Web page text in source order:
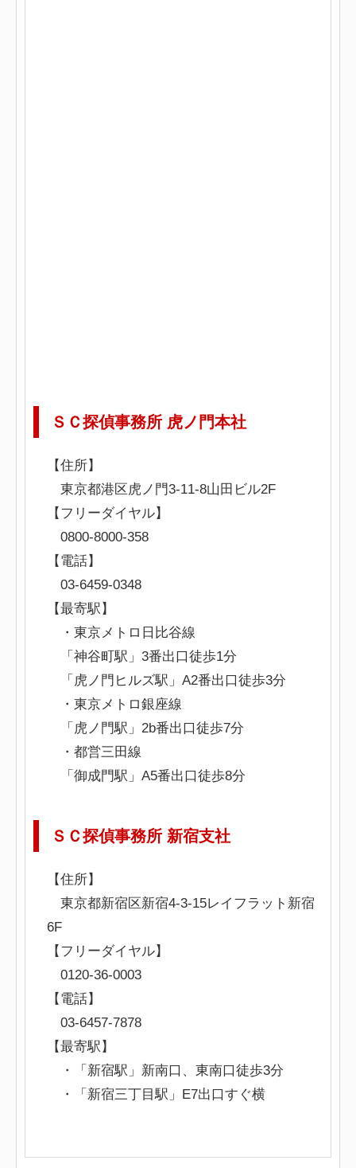
ＳＣ探偵事務所 虎ノ門本社
【住所】
東京都港区虎ノ門3-11-8山田ビル2F
【フリーダイヤル】
0800-8000-358
【電話】
03-6459-0348
【最寄駅】
・東京メトロ日比谷線
「神谷町駅」3番出口徒歩1分
「虎ノ門ヒルズ駅」A2番出口徒歩3分
・東京メトロ銀座線
「虎ノ門駅」2b番出口徒歩7分
・都営三田線
「御成門駅」A5番出口徒歩8分
ＳＣ探偵事務所 新宿支社
【住所】
東京都新宿区新宿4-3-15レイフラット新宿
6F
【フリーダイヤル】
0120-36-0003
【電話】
03-6457-7878
【最寄駅】
・「新宿駅」新南口、東南口徒歩3分
・「新宿三丁目駅」E7出口すぐ横